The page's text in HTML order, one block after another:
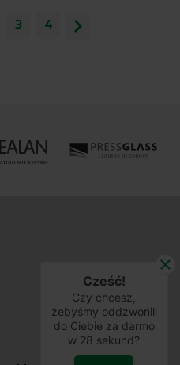
3 4
Cześć!
Czy chcesz,
żebyśmy oddzwonili
do Ciebie za darmo
w 28 sekund?